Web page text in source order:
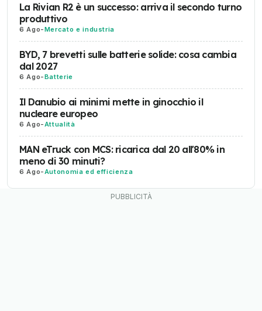
La Rivian R2 è un successo: arriva il secondo turno
produttivo
6 Ago-Mercato e industria
BYD, 7 brevetti sulle batterie solide: cosa cambia
dal 2027
6 Ago-Batterie
Il Danubio ai minimi mette in ginocchio il
nucleare europeo
6 Ago-Attualità
MAN eTruck con MCS: ricarica dal 20 all'80% in
meno di 30 minuti?
6 Ago-Autonomia ed efficienza